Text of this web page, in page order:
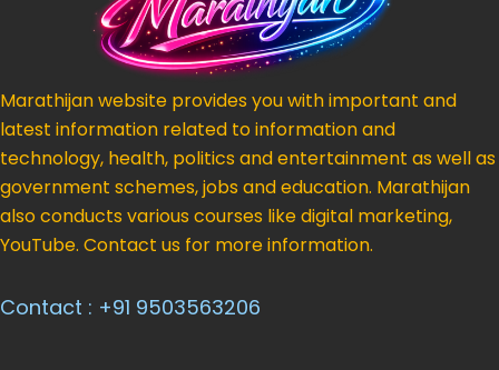
Marathijan website provides you with important and
latest information related to information and
technology, health, politics and entertainment as well as
government schemes, jobs and education. Marathijan
also conducts various courses like digital marketing,
YouTube. Contact us for more information.
Contact : +91 9503563206